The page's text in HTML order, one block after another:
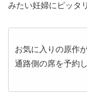
みたい妊婦にピッタ
お気に入りの原作
通路側の席を予約